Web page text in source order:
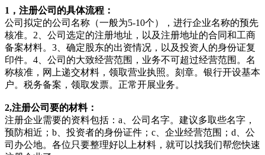
1，注册公司的具体流程：
公司拟定的公司名称（一般为5-10个），进行企业名称的预先
核准。2、公司选定的注册地址，以及注册地址的合同和工商
备案材料。3、确定股东的出资情况，以及投资人的身份证复
印件。4、公司的大致经营范围，业务不可超过经营范围。名
称核准，网上递交材料，领取营业执照。刻章。银行开设基本
户。税务备案，领取发票。正常开展业务。
2,注册公司要的材料：
注册企业需要的资料包括：a、公司名字。建议多取些名字，
预防相近；b、投资者的身份证件；c、企业经营范围；d、公
司办公地。各位只要整理好以上材料，就可以找我们帮您快速